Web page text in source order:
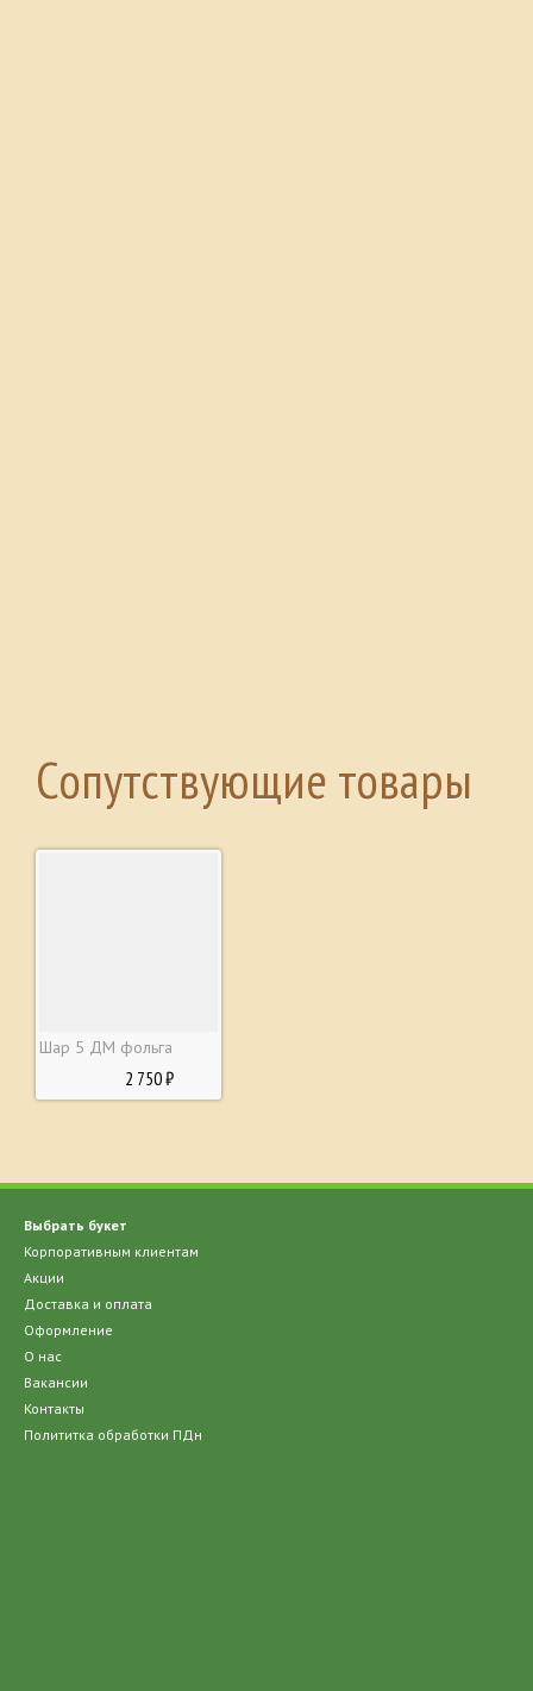
Сопутствующие товары
2 750 ₽
Шар 5 ДМ фольга
Выбрать букет
Корпоративным клиентам
Акции
Доставка и оплата
Оформление
О нас
Вакансии
Контакты
Полититка обработки ПДн